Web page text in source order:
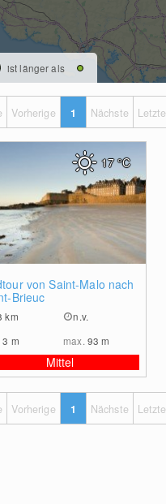
ist länger als
Vorherige 1 Nächste Letzte
von Saint-Malo nach
Brieuc
km
n.v.
3 m max. 93m
Mittel
17°C
Vorherige 1 Nächste Letzte